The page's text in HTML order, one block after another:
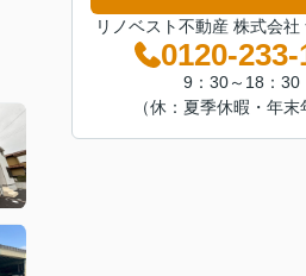
リノベスト不動産 株式会社
0120-233-
9：30～18：30
（休：夏季休暇・年末